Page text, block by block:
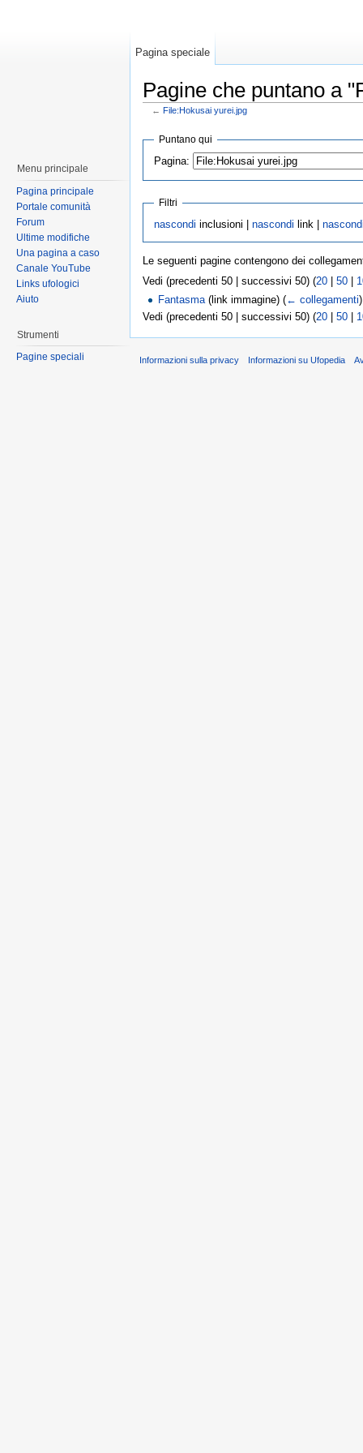
Pagine che puntano a
← File:Hokusai yurei.jpg
Puntano qui
Pagina:
Filtri
nascondi inclusioni | nascondi link |
Le seguenti pagine contengono dei
Vedi (precedenti 50 | successivi 50) (20 50
Fantasma(link immagine)(← collegamenti)
Vedi (precedenti 50 | successivi 50) (20 | 50 |
Pagina speciale
Menu principale
Pagina principale
Portale comunità
Forum
Ultime modifiche
Una pagina a caso
Canale YouTube
Links ufologici
Aiuto
Strumenti
Pagine speciali
Informazioni sulla privacy Informazioni su Ufopedia